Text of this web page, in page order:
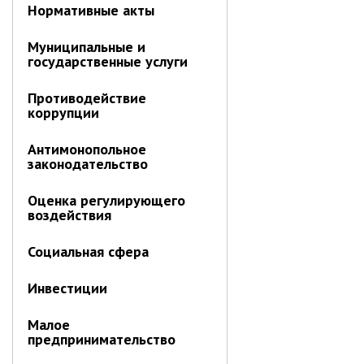
сентябрь 2025 г.
август 2025 г.
июль 2025 г.
июнь 2025 г.
май 2025 г.
апрель 2025 г.
февраль 2025 г.
Администрация
Глава МО г. Партизанск
Нормативные акты
Муниципальные и
государственные услуги
Противодействие
коррупции
Антимонопольное
законодательство
Оценка регулирующего
воздействия
Социальная сфера
Инвестиции
Малое
предпринимательство